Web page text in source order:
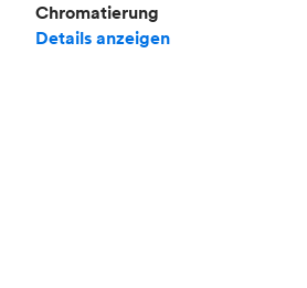
Chromatierung
Details anzeigen